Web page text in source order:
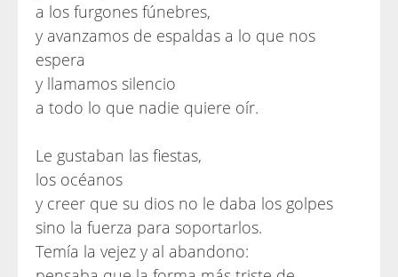
a los furgones fúnebres,
y avanzamos de espaldas a lo que nos
espera
y llamamos silencio
a todo lo que nadie quiere oír.
Le gustaban las fiestas,
los océanos
y creer que su dios no le daba los golpes
sino la fuerza para soportarlos.
Temía la vejez y al abandono: